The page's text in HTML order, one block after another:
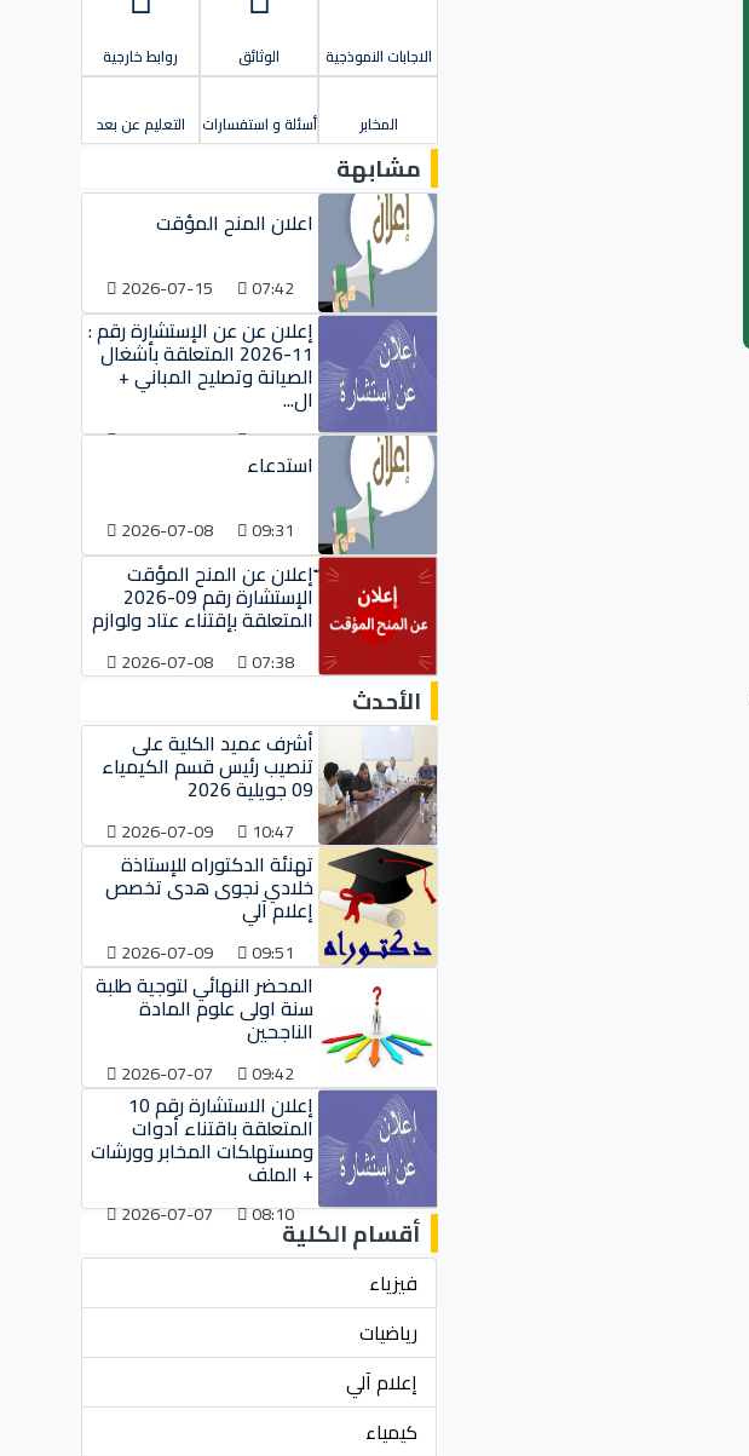
الاجابات النموذجية الوثائق روابط خارجية
المخابر أسئلة و استفسارات التعليم عن بعد
مشابهة
اعلان المنح المؤقت
07:42
2026-07-15
إعلان عن عن الإستشارة رقم :
11-2026 المتعلقة بأشغال
الصيانة وتصليح المباني +
ال...
09:38
2026-07-09
استدعاء
09:31
2026-07-08
ّإعلان عن المنح المؤقت
الإستشارة رقم 09-2026
المتعلقة بإقتناء عتاد ولوازم
07:38
2026-07-08
الأحدث
أشرف عميد الكلية على
تنصيب رئيس قسم الكيمياء
09 جويلية 2026
10:47
2026-07-09
تهنئة الدكتوراه للإستاذة
خلادي نجوى هدى تخصص
إعلام آلي
09:51
2026-07-09
المحضر النهائي لتوجية طلبة
سنة اولى علوم المادة
الناجحين
09:42
2026-07-07
إعلان الاستشارة رقم 10
المتعلقة باقتناء أدوات
ومستهلكات المخابر وورشات
+ الملف
08:10
2026-07-07 أقسام الكلية
فيزياء
رياضيات
إعلام آلي
كيمياء